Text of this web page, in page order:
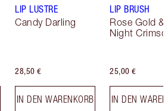
LIP LUSTRE
Candy Darling
28,50 €
IN DEN WARENKORB
LIP BRUSH
Rose Gold &
Night
25,00 €
IN DEN